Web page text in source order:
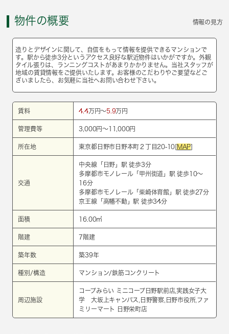
物件の概要 情報の見方
造りとデザインに関して、自信をもって情報を提供できるマンションで
す。駅から徒歩3分というアクセス良好な駅近物件はいかがですか。外観
タイル張りは、ランニングコストがあまりかかりません。当社スタッフが
地域の賃貸情報をご提供いたします。お客様のこだわりやご要望などご
ざいましたら、お気軽に当社へお問い合わせ下さい。
賃料 4.4万円～5.9万円
管理費等 3,000円～11,000円
所在地 東京都日野市日野本町２丁目20-10[MAP]
交通
中央線 「 日野 」駅 徒歩3分
多摩都市モノレール「 甲州街道 」駅 徒歩10～
16分
多摩都市モノレール「柴崎体育館」駅 徒歩27分
京王線 「 高幡不動 」駅 徒歩34分
面積 16.00㎡
階建 7階建
築年数 築39年
種別/構造 マンション/鉄筋コンクリート
周辺施設
コープみらい ミニコープ日野駅前店,実践女子大
学 大坂上キャンパス,日野警察,日野市役所,ファ
ミリーマート 日野栄町店